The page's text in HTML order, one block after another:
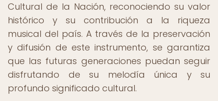
Cultural de la Nación, reconociendo su valor
histórico y su contribución a la riqueza
musical del país. A través de la preservación
y difusión de este instrumento, se garantiza
que las futuras generaciones puedan seguir
disfrutando de su melodía única y su
profundo significado cultural.